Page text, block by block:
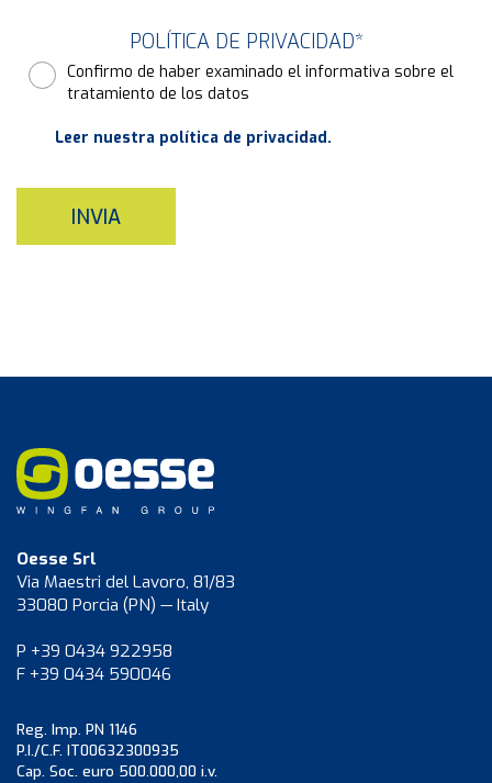
POLÍTICA DE PRIVACIDAD*
Confirmo de haber examinado el informativa sobre el
tratamiento de los datos
Leer nuestra política de privacidad.
INVIA
Oesse Srl
Via Maestri del Lavoro, 81/83
33080 Porcia (PN) — Italy
P +39 0434 922958
F +39 0434 590046
Reg. Imp. PN 1146
P.I./C.F. IT00632300935
Cap. Soc. euro 500.000,00 i.v.